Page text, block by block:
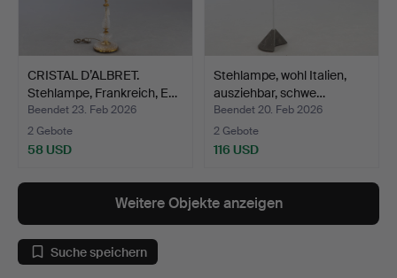
CRISTAL D’ALBRET.
Stehlampe, Frankreich, E…
Beendet 23. Feb 2026
2 Gebote
58 USD
Stehlampe, wohl Italien,
ausziehbar, schwe…
Beendet 20. Feb 2026
2 Gebote
116 USD
Weitere Objekte anzeigen
Suche speichern